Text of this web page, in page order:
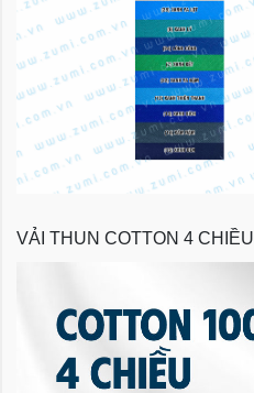
VẢI THUN COTTON 4 CHIỀU